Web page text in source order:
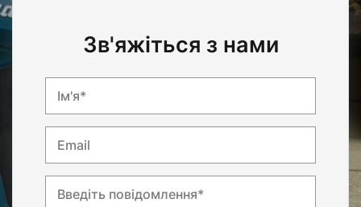
Зв'яжіться з нами
Ім'я*
Email
Введіть повідомлення*